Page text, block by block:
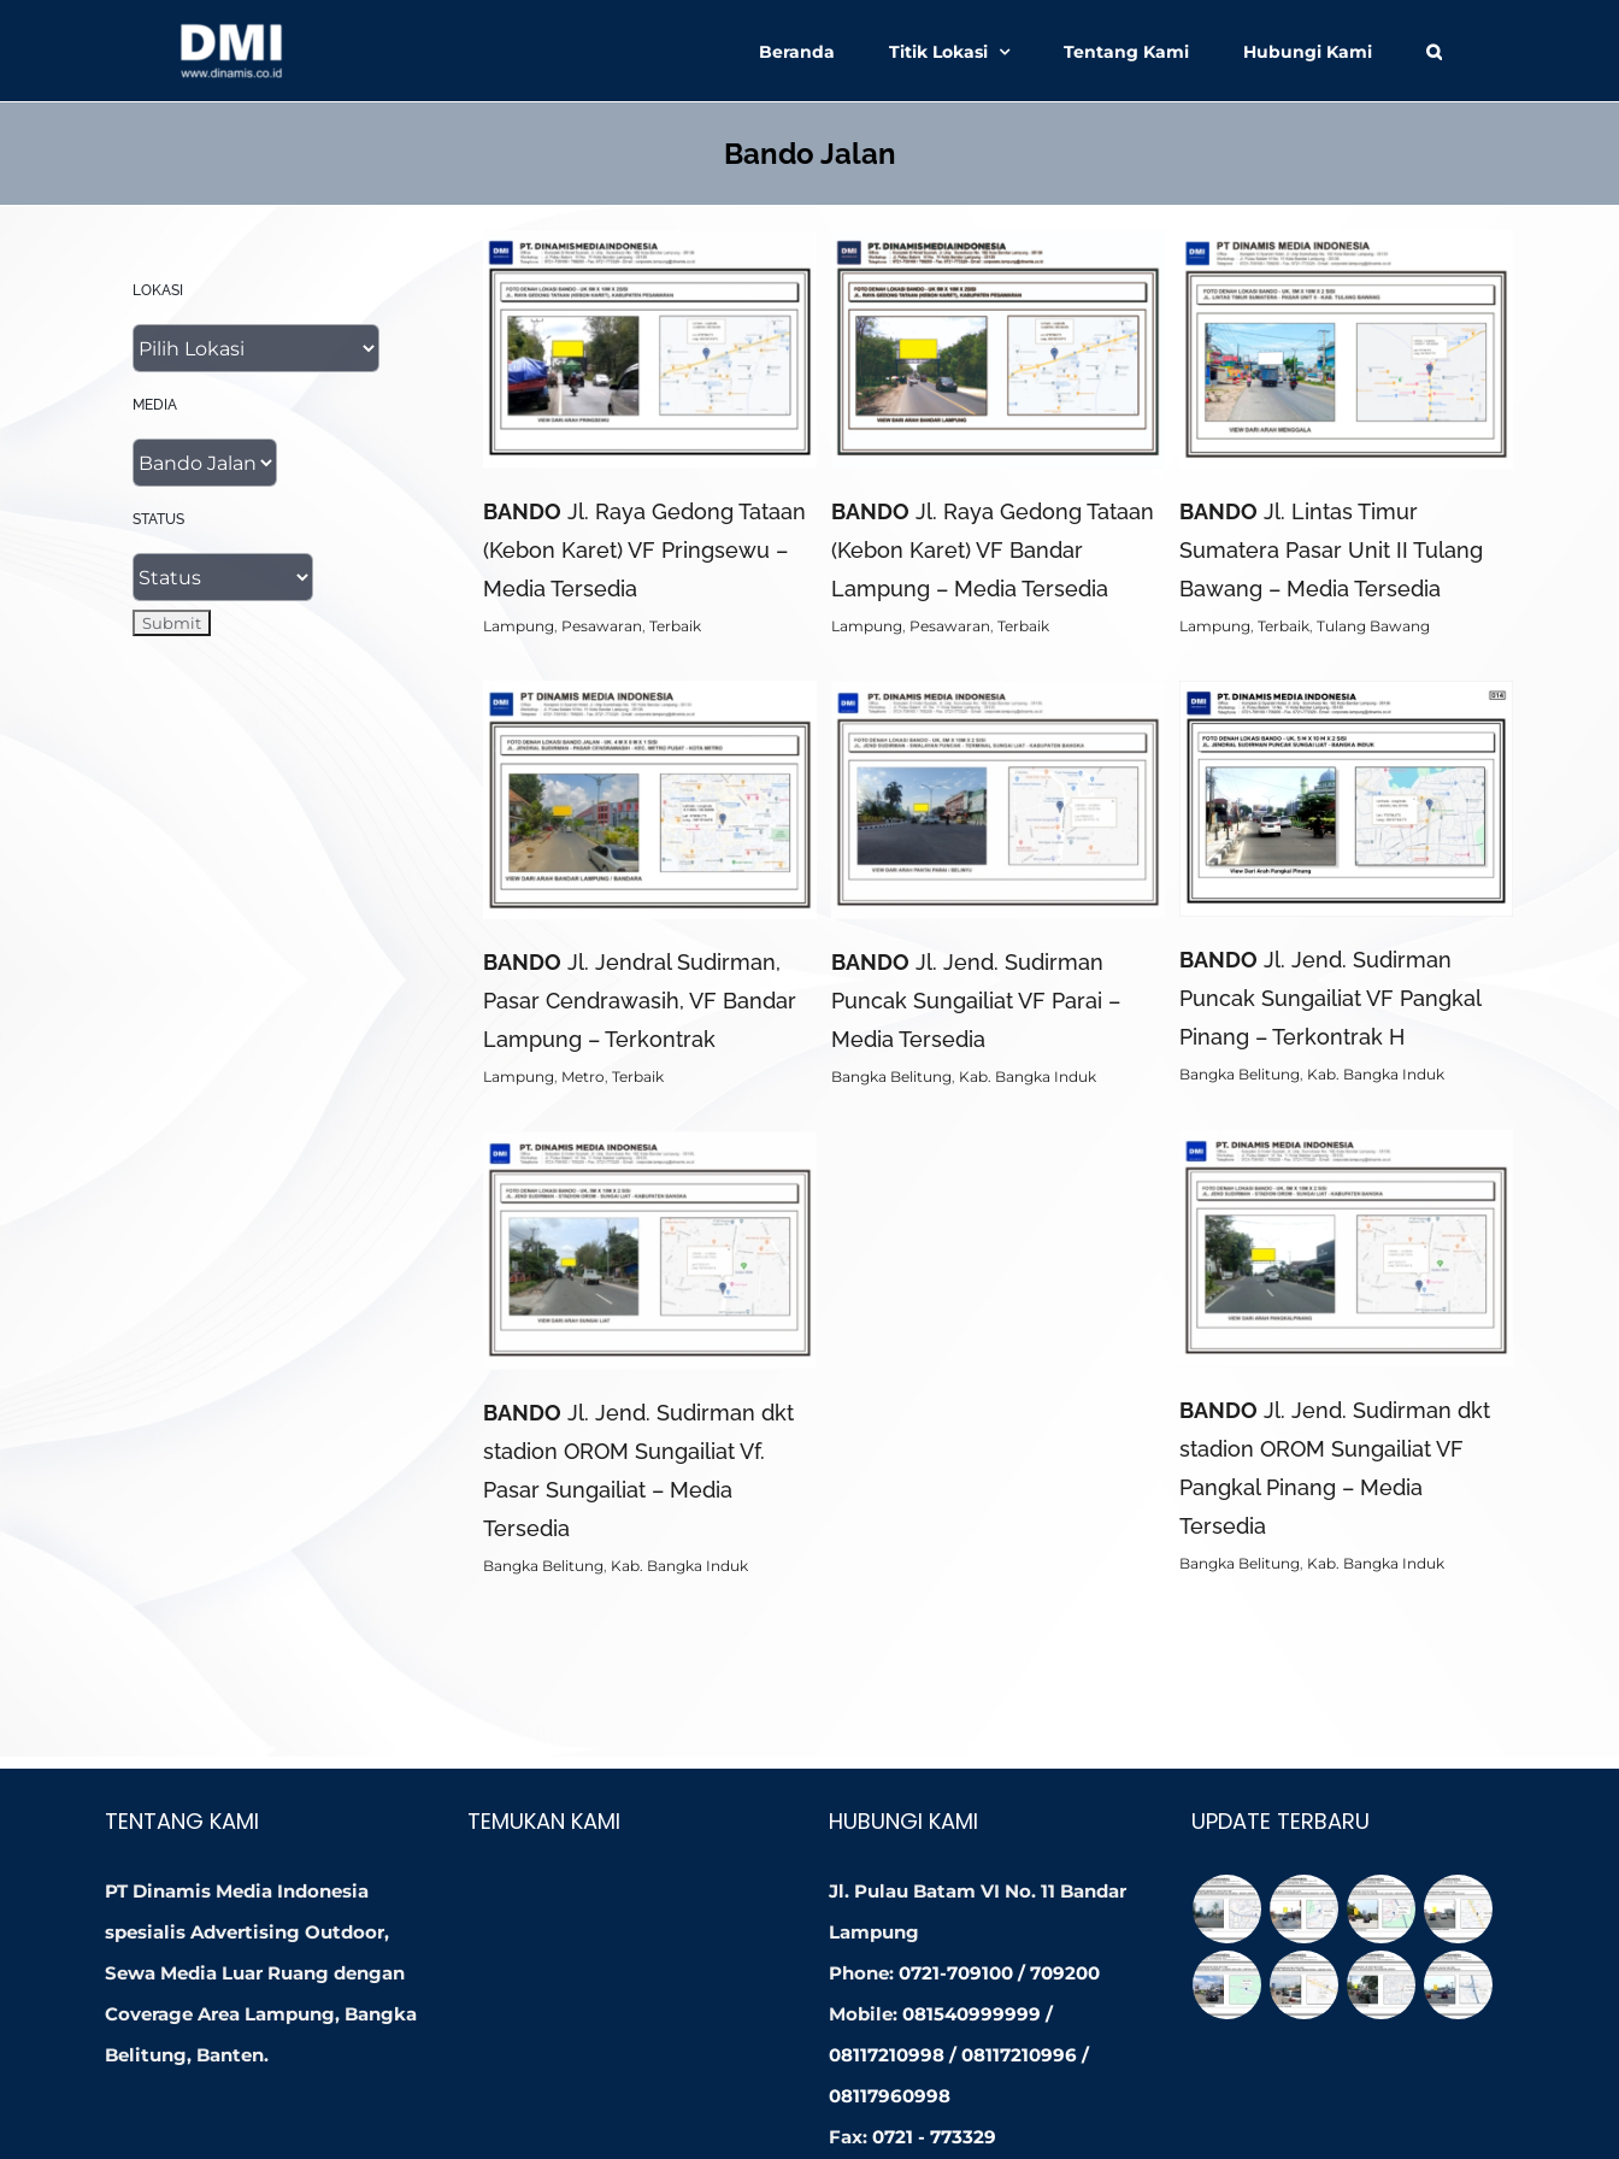
content
Beranda Titik Lokasi Tentang Kami Hubungi Kami
Bando Jalan
BANDO Jl. Raya Gedong Tataan
(Kebon Karet) VF Pringsewu –
Media Tersedia
Lampung Pesawaran Terbaik
BANDO Jl. Raya Gedong Tataan
(Kebon Karet) VF Bandar
Lampung – Media Tersedia
Lampung Pesawaran Terbaik
BANDO Jl. Lintas Timur
Sumatera Pasar Unit II Tulang
Bawang – Media Tersedia
Lampung Terbaik Tulang Bawang
BANDO Jl. Jendral Sudirman,
Pasar Cendrawasih, VF Bandar
Lampung – Terkontrak
Lampung Metro Terbaik
BANDO Jl. Jend. Sudirman
Puncak Sungailiat VF Parai –
Media Tersedia
Bangka Belitung Kab. Bangka Induk
BANDO Jl. Jend. Sudirman
Puncak Sungailiat VF Pangkal
Pinang – Terkontrak H
Bangka Belitung Kab. Bangka Induk
BANDO Jl. Jend. Sudirman dkt
stadion OROM Sungailiat VF
Pangkal Pinang – Media
Tersedia
Bangka Belitung Kab. Bangka Induk
BANDO Jl. Jend. Sudirman dkt
stadion OROM Sungailiat Vf.
Pasar Sungailiat – Media
Tersedia
Bangka Belitung Kab. Bangka Induk
LOKASI
MEDIA
STATUS
TENTANG KAMI
PT Dinamis Media Indonesia
spesialis Advertising Outdoor,
Sewa Media Luar Ruang dengan
Coverage Area Lampung, Bangka
Belitung, Banten.
TEMUKAN KAMI HUBUNGI KAMI
Jl. Pulau Batam VI No. 11 Bandar
Lampung
Phone: 0721-709100 / 709200
Mobile: 081540999999 /
08117210998 / 08117210996 /
08117960998
Fax: 0721 - 773329
UPDATE TERBARU